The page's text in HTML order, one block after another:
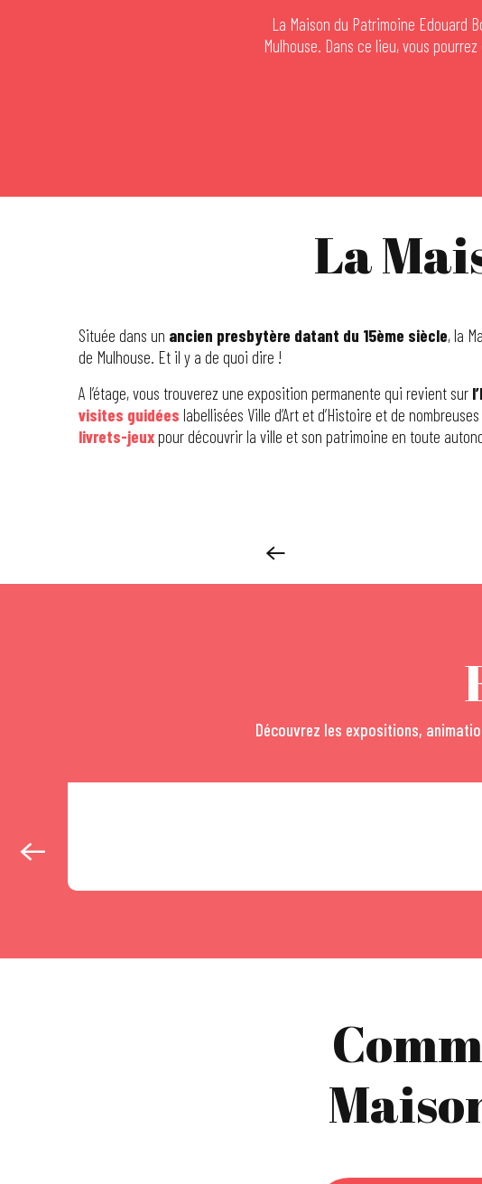
La Maison du Patrimoine Edouard
Mulhouse. Dans ce lieu, vous
La
Située dans un ancien presbytère datant du 15ème siècle, la
de Mulhouse. Et il y a de quoi dire !
A l’étage, vous trouverez une exposition permanente qui revient sur
visites guidées labellisées Ville d’Art et d’Histoire et de nombreuses
livrets-jeux pour découvrir la ville et son patrimoine en toute
Découvrez les expositions,